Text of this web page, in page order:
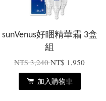
sunVenus好睏精華霜 3盒
組
NT$ 3,240NT$ 1,950
加入購物車